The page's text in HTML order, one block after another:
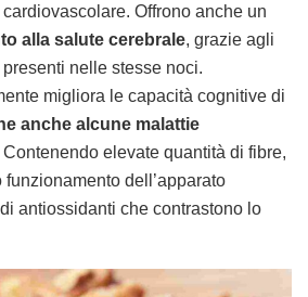
Offrono anche un
alla salute cerebrale, grazie agli
nelle stesse noci.
migliora le capacità cognitive di
anche alcune malattie
Contenendo elevate quantità di fibre,
dell’apparato
antiossidanti che contrastono lo